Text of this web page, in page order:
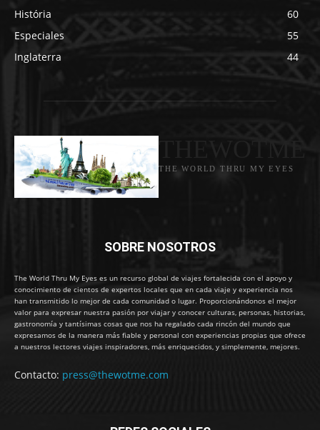
História
60
Especiales
55
Inglaterra
44
THE WORLD THRU MY EYES
SOBRE NOSOTROS
The World Thru My Eyes es un recurso global de viajes fortalecida con el apoyo y
conocimiento de cientos de expertos locales que en cada viaje y experiencia nos
han transmitido lo mejor de cada comunidad o lugar. Proporcionándonos el mejor
valor para expresar nuestra pasión por viajar y conocer culturas, personas, historias,
gastronomía y tantísimas cosas que nos ha regalado cada rincón del mundo que
expresamos de la manera más fiable y personal con experiencias propias que ofrece
a nuestros lectores viajes inspiradores, más enriquecidos, y simplemente, mejores.
Contacto: press@thewotme.com